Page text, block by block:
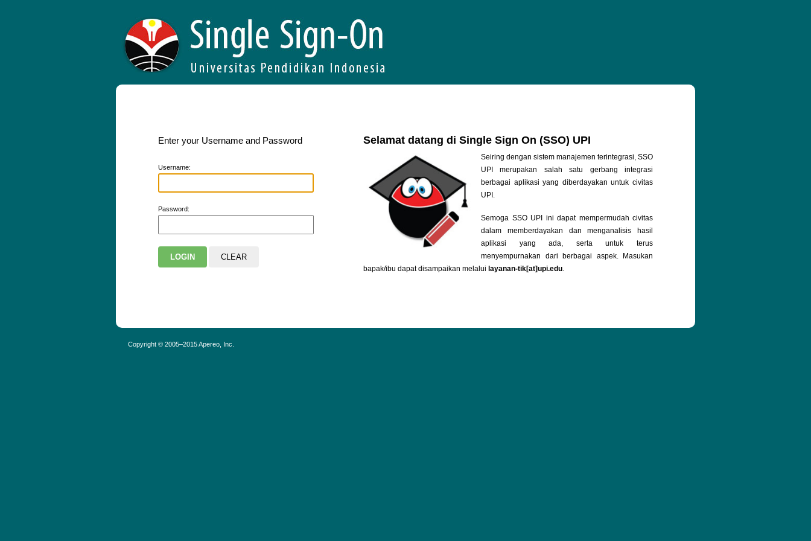
Enter your Username and Password
Username:
Password:
Selamat datang di Single Sign On (SSO) UPI
Seiring dengan sistem manajemen terintegrasi, SSO
UPI merupakan salah satu gerbang integrasi
berbagai aplikasi yang diberdayakan untuk civitas
UPI.
Semoga SSO UPI ini dapat mempermudah civitas
dalam memberdayakan dan menganalisis hasil
aplikasi yang ada, serta untuk terus
menyempurnakan dari berbagai aspek. Masukan
bapak/ibu dapat disampaikan melalui layanan-tik[at]upi.edu.
Copyright © 2005–2015 Apereo, Inc.